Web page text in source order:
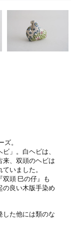
。
」。白ヘビは、
来、双頭のヘビは
いました。
頭 巳の仔』も
の良い木版手染め
した他には類のな